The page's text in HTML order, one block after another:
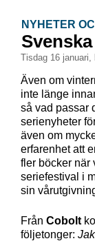
NYHETER
tisdag 16
Även om
inte länge
så vad passar
serienyheter
även om
erfarenhet att
fler böcker när
seriefestival i
sin
Från Cobolt
följetonger: